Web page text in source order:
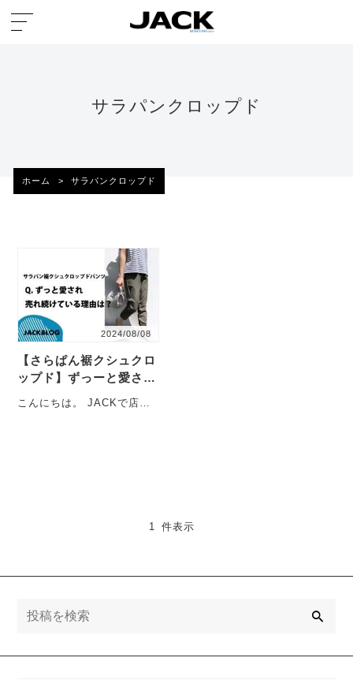
サラパンクロップド
ホーム > サラパンクロップド
2024/08/08
【さらぱん裾クシュクロ
ップド】ずっーと愛され
は・・・
こんにちは。 JACKで店長
1 件表示